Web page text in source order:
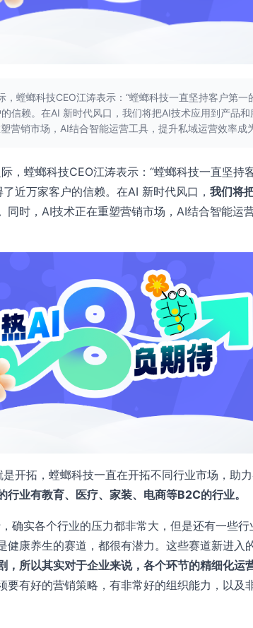
螳螂科技CEO江涛表示：“螳螂科技一直坚持客户第一
信赖。在AI 新时代风口，我们将把AI技术应用到产品
营销市场，AI结合智能运营工具，提升私域运营效率成
，螳螂科技CEO江涛表示：“螳螂科技一直坚持
近万家客户的信赖。在AI 新时代风口， 我们将
同时，AI技术正在重塑营销市场，AI结合智能运
开拓，螳螂科技一直在开拓不同行业市场，助力
行业有教育、医疗、家装、电商等B2C的行业。
确实各个行业的压力都非常大，但是还有一些
健康养生的赛道，都很有潜力。这些赛道新进入
，所以其实对于企业来说，各个环节的精细化运
要有好的营销策略，有非常好的组织能力，以及